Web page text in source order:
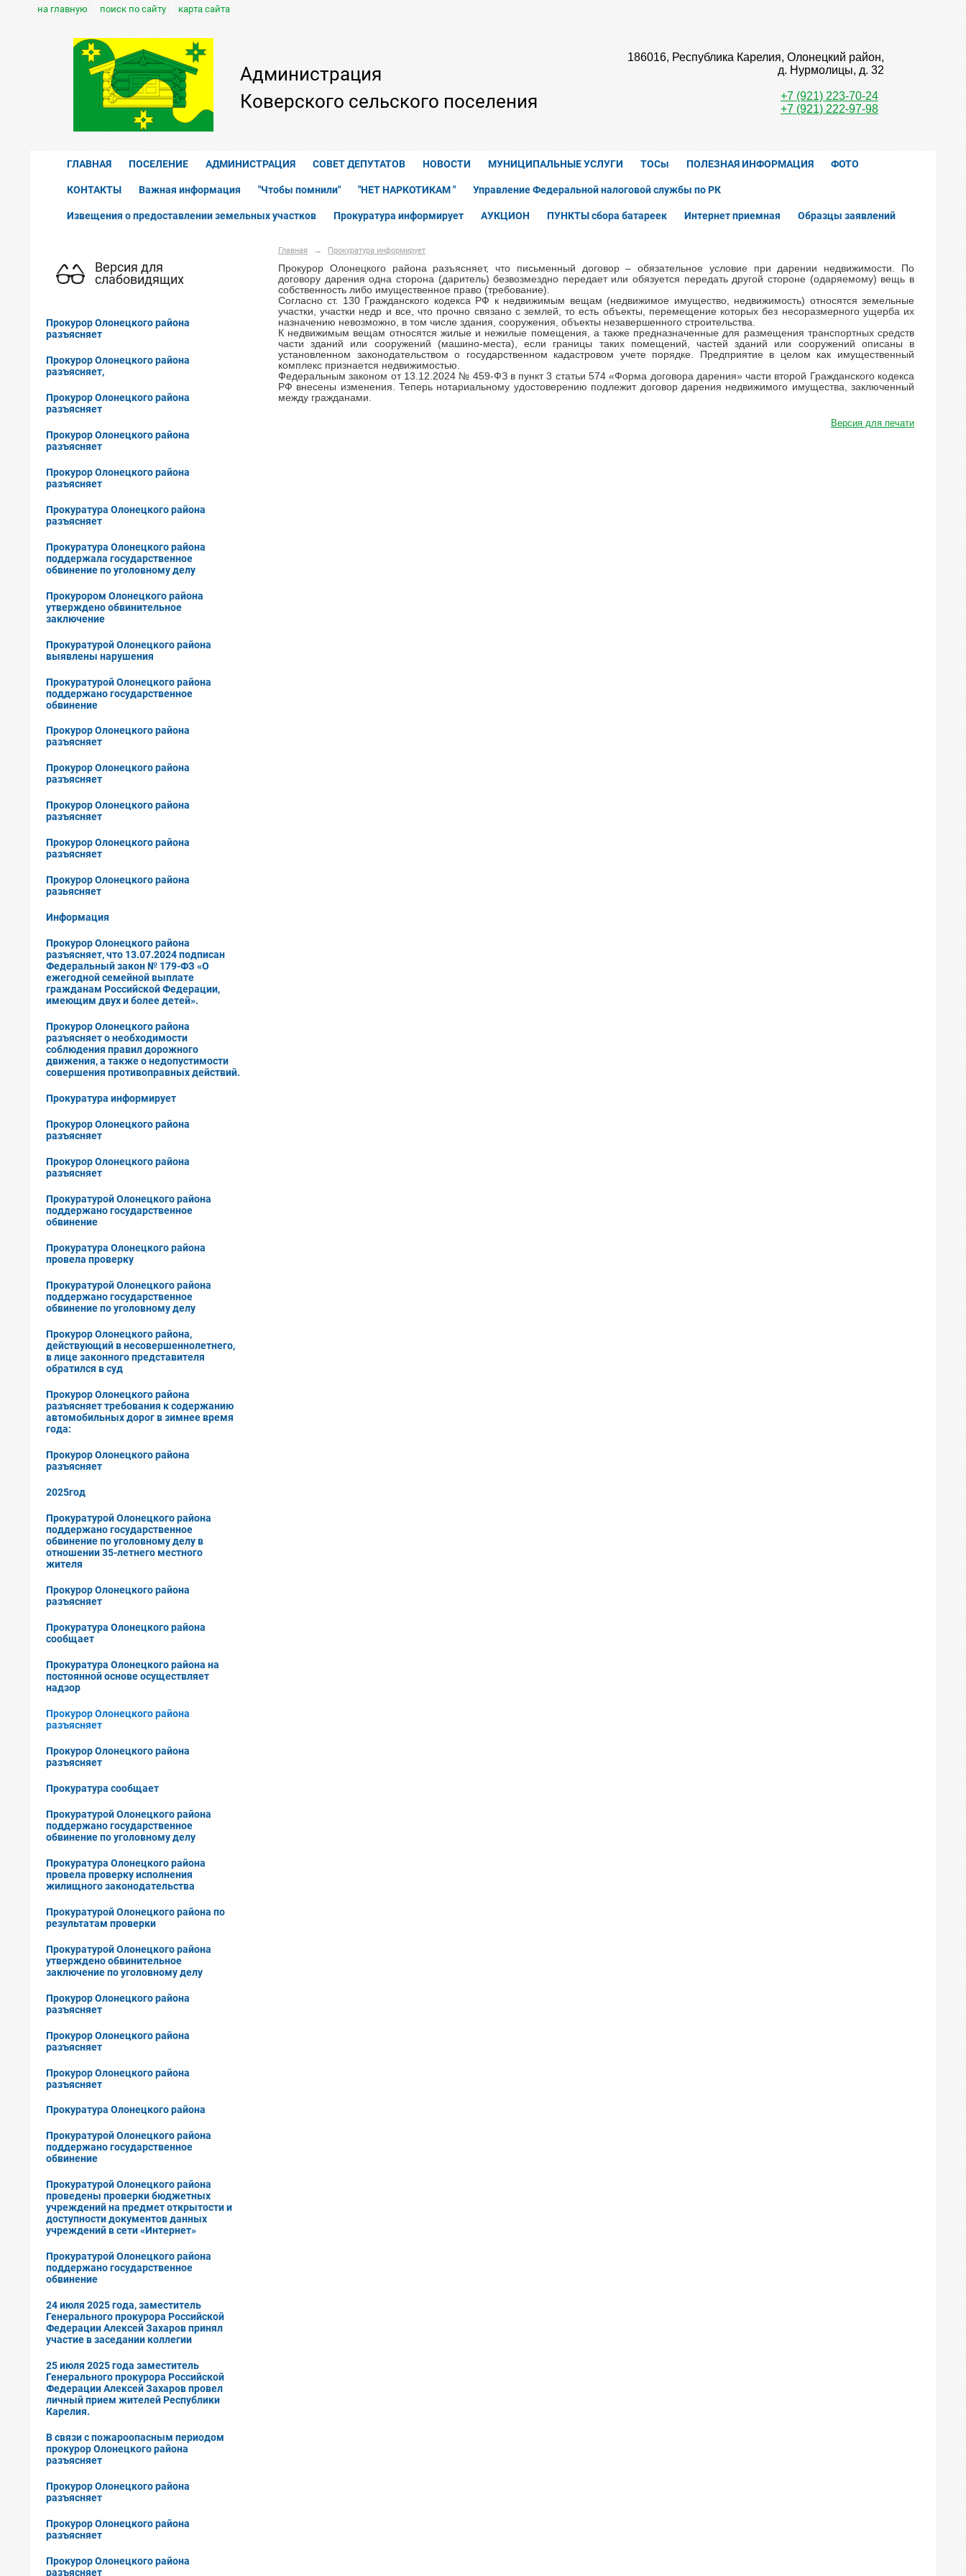
на главную поиск по сайту карта сайта
Администрация
Коверского сельского поселения
186016, Республика Карелия, Олонецкий район,
д. Нурмолицы, д. 32
+7 (921) 223-70-24
+7 (921) 222-97-98
ГЛАВНАЯ ПОСЕЛЕНИЕ АДМИНИСТРАЦИЯ СОВЕТ ДЕПУТАТОВ НОВОСТИ МУНИЦИПАЛЬНЫЕ УСЛУГИ ТОСы ПОЛЕЗНАЯ ИНФОРМАЦИЯ ФОТО
КОНТАКТЫ Важная информация "Чтобы помнили" "НЕТ НАРКОТИКАМ " Управление Федеральной налоговой службы по РК
Извещения о предоставлении земельных участков Прокуратура информирует АУКЦИОН ПУНКТЫ сбора батареек Интернет приемная Образцы заявлений
Версия для
слабовидящих
Прокурор Олонецкого района
разъясняет
Прокурор Олонецкого района
разъясняет,
Прокурор Олонецкого района
разъясняет
Прокурор Олонецкого района
разъясняет
Прокурор Олонецкого района
разъясняет
Прокуратура Олонецкого района
разъясняет
Прокуратура Олонецкого района
поддержала государственное
обвинение по уголовному делу
Прокурором Олонецкого района
утверждено обвинительное
заключение
Прокуратурой Олонецкого района
выявлены нарушения
Прокуратурой Олонецкого района
поддержано государственное
обвинение
Прокурор Олонецкого района
разъясняет
Прокурор Олонецкого района
разъясняет
Прокурор Олонецкого района
разъясняет
Прокурор Олонецкого района
разъясняет
Прокурор Олонецкого района
разьясняет
Информация
Прокурор Олонецкого района
разъясняет, что 13.07.2024 подписан
Федеральный закон № 179-ФЗ «О
ежегодной семейной выплате
гражданам Российской Федерации,
имеющим двух и более детей».
Прокурор Олонецкого района
разъясняет о необходимости
соблюдения правил дорожного
движения, а также о недопустимости
совершения противоправных действий.
Прокуратура информирует
Прокурор Олонецкого района
разъясняет
Прокурор Олонецкого района
разъясняет
Прокуратурой Олонецкого района
поддержано государственное
обвинение
Прокуратура Олонецкого района
провела проверку
Прокуратурой Олонецкого района
поддержано государственное
обвинение по уголовному делу
Прокурор Олонецкого района,
действующий в несовершеннолетнего,
в лице законного представителя
обратился в суд
Прокурор Олонецкого района
разъясняет требования к содержанию
автомобильных дорог в зимнее время
года:
Прокурор Олонецкого района
разъясняет
2025год
Прокуратурой Олонецкого района
поддержано государственное
обвинение по уголовному делу в
отношении 35-летнего местного
жителя
Прокурор Олонецкого района
разъясняет
Прокуратура Олонецкого района
сообщает
Прокуратура Олонецкого района на
постоянной основе осуществляет
надзор
Прокурор Олонецкого района
разъясняет
Прокурор Олонецкого района
разъясняет
Прокуратура сообщает
Прокуратурой Олонецкого района
поддержано государственное
обвинение по уголовному делу
Прокуратура Олонецкого района
провела проверку исполнения
жилищного законодательства
Прокуратурой Олонецкого района по
результатам проверки
Прокуратурой Олонецкого района
утверждено обвинительное
заключение по уголовному делу
Прокурор Олонецкого района
разъясняет
Прокурор Олонецкого района
разъясняет
Прокурор Олонецкого района
разъясняет
Прокуратура Олонецкого района
Прокуратурой Олонецкого района
поддержано государственное
обвинение
Прокуратурой Олонецкого района
проведены проверки бюджетных
учреждений на предмет открытости и
доступности документов данных
учреждений в сети «Интернет»
Прокуратурой Олонецкого района
поддержано государственное
обвинение
24 июля 2025 года, заместитель
Генерального прокурора Российской
Федерации Алексей Захаров принял
участие в заседании коллегии
25 июля 2025 года заместитель
Генерального прокурора Российской
Федерации Алексей Захаров провел
личный прием жителей Республики
Карелия.
В cвязи с пожароопасным периодом
прокурор Олонецкого района
разъясняет
Прокурор Олонецкого района
разъясняет
Прокурор Олонецкого района
разъясняет
Прокурор Олонецкого района
разъясняет
Главная → Прокуратура информирует
Прокурор Олонецкого района разъясняет, что письменный договор – обязательное условие при дарении недвижимости. По
договору дарения одна сторона (даритель) безвозмездно передает или обязуется передать другой стороне (одаряемому) вещь в
собственность либо имущественное право (требование).
Согласно ст. 130 Гражданского кодекса РФ к недвижимым вещам (недвижимое имущество, недвижимость) относятся земельные
участки, участки недр и все, что прочно связано с землей, то есть объекты, перемещение которых без несоразмерного ущерба их
назначению невозможно, в том числе здания, сооружения, объекты незавершенного строительства.
К недвижимым вещам относятся жилые и нежилые помещения, а также предназначенные для размещения транспортных средств
части зданий или сооружений (машино-места), если границы таких помещений, частей зданий или сооружений описаны в
установленном законодательством о государственном кадастровом учете порядке. Предприятие в целом как имущественный
комплекс признается недвижимостью.
Федеральным законом от 13.12.2024 № 459-ФЗ в пункт 3 статьи 574 «Форма договора дарения» части второй Гражданского кодекса
РФ внесены изменения. Теперь нотариальному удостоверению подлежит договор дарения недвижимого имущества, заключенный
между гражданами.
Версия для печати